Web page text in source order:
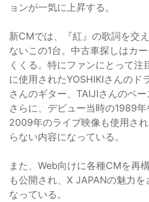
ョンが一気に上昇する。
新CMでは、『紅』の歌詞を交
ないこの1台。中古車探しはカ
くくる。特にファンにとって
に使用されたYOSHIKIさんのド
さんのギター、TAIJIさんのベー
さらに、デビュー当時の1989
2009年のライブ映像も使用さ
らない内容になっている。
また、Web向けに各種CMを再
も公開され、X JAPANの魅力
なっている。